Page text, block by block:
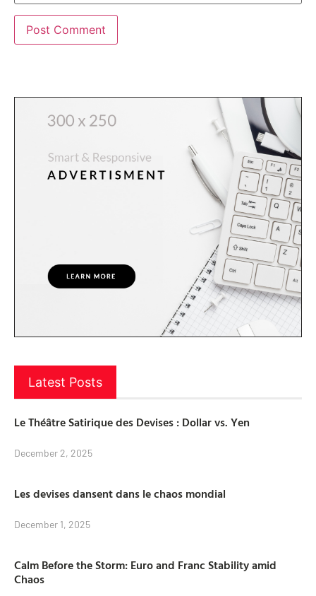
Latest Posts
Le Théâtre Satirique des Devises : Dollar vs. Yen
December 2, 2025
Les devises dansent dans le chaos mondial
December 1, 2025
Calm Before the Storm: Euro and Franc Stability amid
Chaos